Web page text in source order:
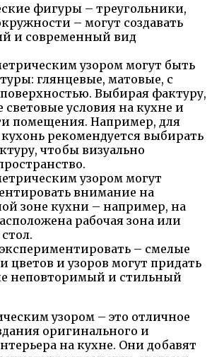
фигуры – треугольники,
– могут создавать
и современный вид
узором могут быть
глянцевые, матовые, с
Выбирая фактуру,
световые условия на кухне и
помещения. Например, для
рекомендуется выбирать
чтобы визуально
узором могут
внимание на
зоне кухни – например, на
рабочая зона или
– смелые
цветов и узоров могут придать
неповторимый и стильный
узором – это отличное
оригинального и
на кухне. Они добавят